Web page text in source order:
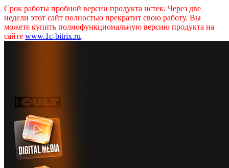
Срок работы пробной версии продукта истек. Через две
недели этот сайт полностью прекратит свою работу. Вы
можете купить полнофункциональную версию продукта на
сайте www.1c-bitrix.ru.